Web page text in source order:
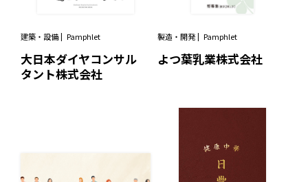
建築・設備 Pamphlet
大日本ダイヤコンサル
タント株式会社
製造・開発 Pamphlet
よつ葉乳業株式会社